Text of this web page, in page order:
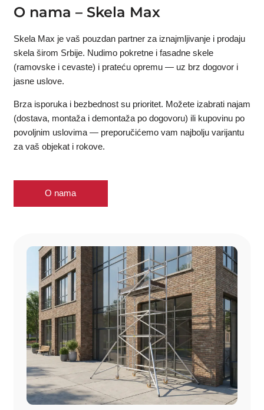
Po potrebi radimo i tehničko savetovanje i izradu projekta
skele, kako bi postavka bila usklađena sa uslovima na
objektu (pristup, podloga, visine i faze radova).
Zašto da odaberete nas?
obimom usluge, rokovima i odgovornostima. To u praksi
znači:
Jasan dogovor pre izlaska na teren
Kompletna usluga– uz iznajmljivanje skele
obezbeđujemo dostavu/prevoz, montažu i demontažu,
postavljanja u odnosu na pristup, podlogu, visine i faze
radova.
Bezbednost i ispravnost opreme– koristimo atestirane
skele i pre postavke proveravamo elemente koji ulaze u
konstrukciju.
Fleksibilni uslovi najma– dnevni najam za pokretne
skele i mesečni najam za fasadne skele, u skladu sa
planom i trajanjem radova.
Garancija usluge
Da, pružamo 100% garanciju na usluge iznajmljivanja i
O nama – Skela Max
Skela Max je vaš pouzdan partner za iznajmljivanje i prodaju
skela širom Srbije. Nudimo pokretne i fasadne skele
(ramovske i cevaste) i prateću opremu — uz brz dogovor i
jasne uslove.
Brza isporuka i bezbednost su prioritet. Možete izabrati najam
(dostava, montaža i demontaža po dogovoru) ili kupovinu po
povoljnim uslovima — preporučićemo vam najbolju varijantu
za vaš objekat i rokove.
O nama